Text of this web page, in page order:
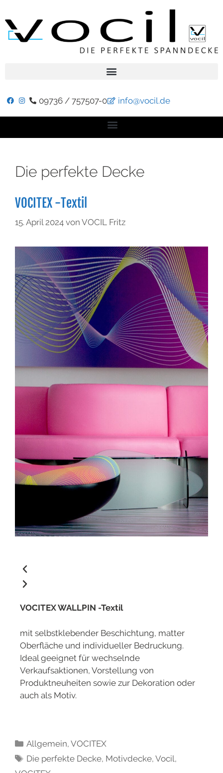
09736 / 757507-0 info@vocil.de
Die perfekte Decke
VOCITEX -Textil
15. April 2024 von VOCIL Fritz
VOCITEX WALLPIN -Textil
mit selbstklebender Beschichtung, matter
Oberfläche und individueller Bedruckung.
Ideal geeignet für wechselnde
Verkaufsaktionen, Vorstellung von
Produktneuheiten sowie zur Dekoration oder
auch als Motiv.
Allgemein,VOCITEX
Die perfekte Decke, Motivdecke,Vocil,